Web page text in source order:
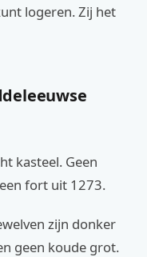
logeren. Zij het
kasteel. Geen
fort uit 1273.
zijn donker
geen koude grot.